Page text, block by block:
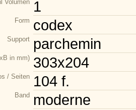
Volumen 1
Form codex
Support parchemin
in mm) 303x204
/ Seiten 104 f.
Band moderne